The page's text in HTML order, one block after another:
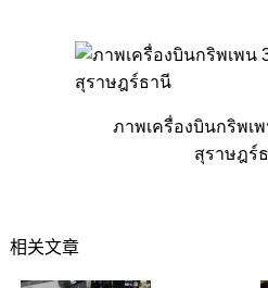
ภาพเครื่องบินกริพเ
สุราษฎร์
相关文章